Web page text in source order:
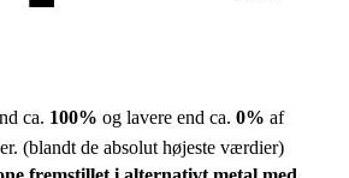
ca. 100% og lavere end ca. 0% af
(blandt de absolut højeste værdier)